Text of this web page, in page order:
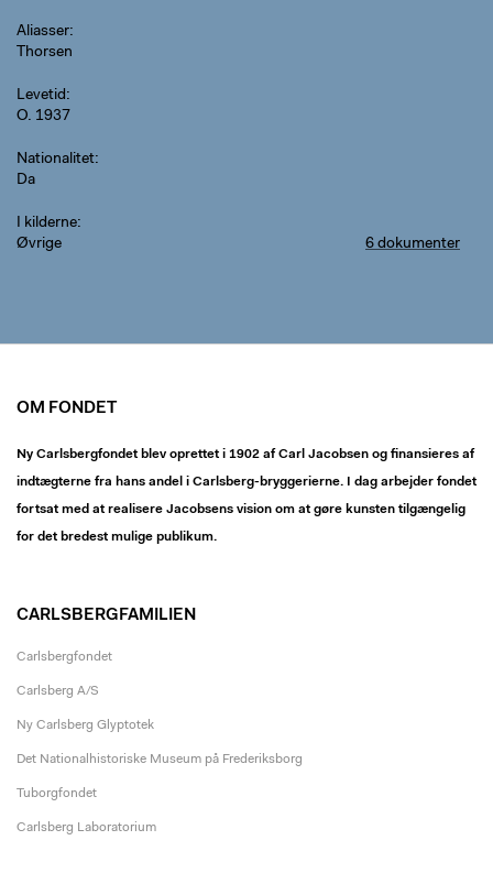
Aliasser
Thorsen
Levetid
O. 1937
Nationalitet
Da
I kilderne
Øvrige
6 dokumenter
OM FONDET
Ny Carlsbergfondet blev oprettet i 1902 af Carl Jacobsen og finansieres af
indtægterne fra hans andel i Carlsberg-bryggerierne. I dag arbejder fondet
fortsat med at realisere Jacobsens vision om at gøre kunsten tilgængelig
for det bredest mulige publikum.
CARLSBERGFAMILIEN
Carlsbergfondet
Carlsberg A/S
Ny Carlsberg Glyptotek
Det Nationalhistoriske Museum på Frederiksborg
Tuborgfondet
Carlsberg Laboratorium